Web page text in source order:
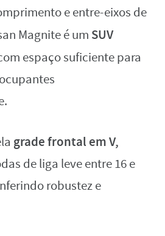
e entre-eixos de
Magnite é um SUV
espaço suficiente para
grade frontal em V,
de liga leve entre 16 e
robustez e